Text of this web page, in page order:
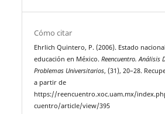
Cómo citar
Ehrlich Quintero, P. (2006). Estado
educación en México.Reencuentro. Análisis
Problemas Universitarios, (31), 20–28.
a partir de
https://reencuentro.xoc.uam.mx/
cuentro/article/view/395